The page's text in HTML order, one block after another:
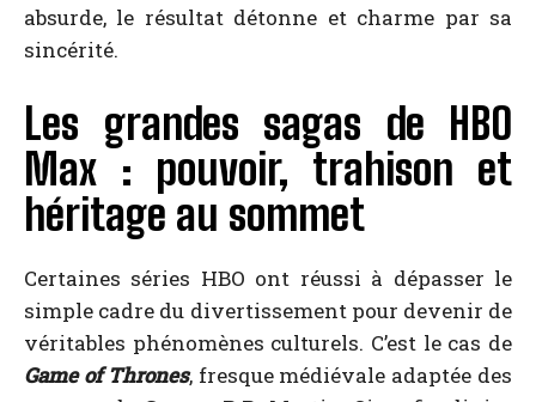
absurde, le résultat détonne et charme par sa
sincérité.
Les grandes sagas de HBO
Max : pouvoir, trahison et
héritage au sommet
Certaines séries HBO ont réussi à dépasser le
simple cadre du divertissement pour devenir de
véritables phénomènes culturels. C’est le cas de
Game of Thrones, fresque médiévale adaptée des